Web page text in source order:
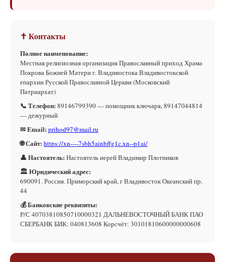
✝ Контакты
Полное наименование:
Местная религиозная организация Православный приход Храма
Покрова Божией Матери г. Владивостока Владивостокской
епархии Русской Православной Церкви (Московский
Патриархат)
📞 Телефон: 89146799390 — помощник ключаря, 89147044814
— дежурный
✉ Email: prihod97@mail.ru
🌐 Сайт: https://xn----7sbh5ainbffg1c.xn--p1ai/
👤 Настоятель: Настоятель иерей Владимир Плотников
🏛 Юридический адрес:
690091. Россия. Приморский край, г Владивосток Океанский пр.
44
💰 Банковские реквизиты:
Р/С 40703810850710000321 ДАЛЬНЕВОСТОЧНЫЙ БАНК ПАО
СБЕРБАНК БИК: 040813608 Корсчёт: 30101810600000000608